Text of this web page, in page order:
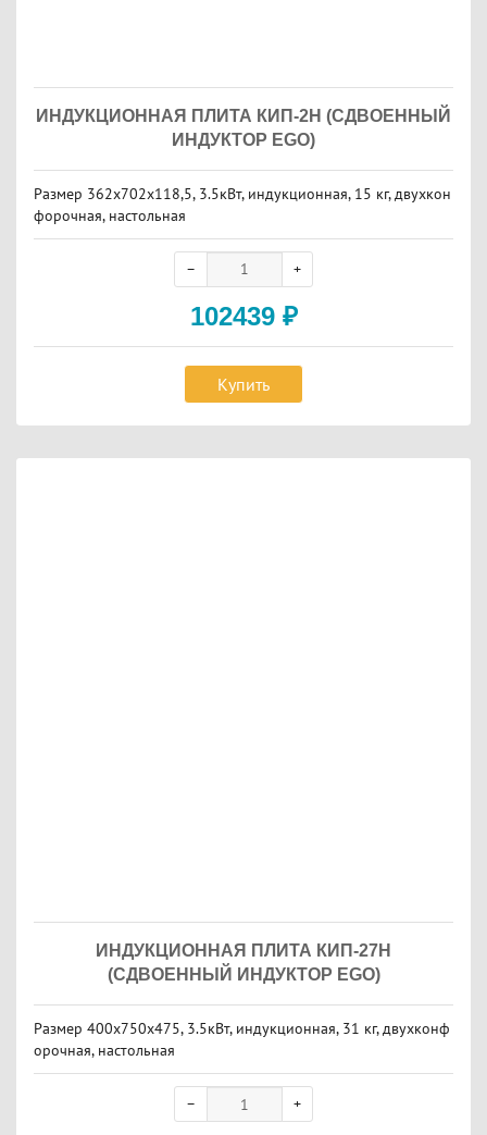
ИНДУКЦИОННАЯ ПЛИТА КИП-2Н (СДВОЕННЫЙ
ИНДУКТОР EGO)
Размер 362х702х118,5, 3.5кВт, индукционная, 15 кг, двухкон
форочная, настольная
102439 ₽
Купить
ИНДУКЦИОННАЯ ПЛИТА КИП-27Н
(СДВОЕННЫЙ ИНДУКТОР EGO)
Размер 400х750х475, 3.5кВт, индукционная, 31 кг, двухконф
орочная, настольная